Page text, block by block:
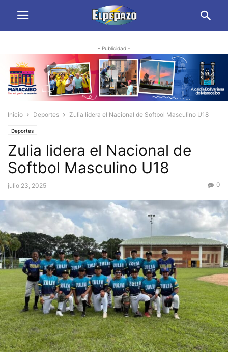
- Publicidad -
Inicio Deportes Zulia lidera el Nacional de Softbol Masculino U18
Deportes
Zulia lidera el Nacional de
Softbol Masculino U18
julio 23, 2025 0